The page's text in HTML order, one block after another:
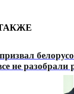
не разобрали